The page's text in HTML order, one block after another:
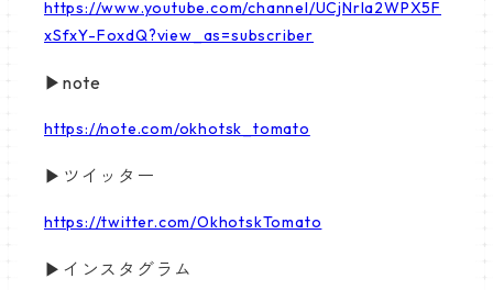
https://www.youtube.com/channel/UCjNrla2WPX5F
xSfxY-FoxdQ?view_as=subscriber
▶note
https://note.com/okhotsk_tomato
▶ツイッター
https://twitter.com/OkhotskTomato
▶インスタグラム